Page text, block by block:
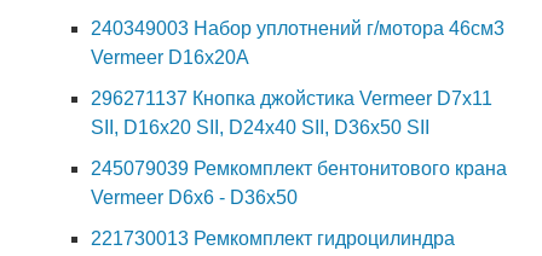
240349003 Набор уплотнений г/мотора 46см3
Vermeer D16x20A
296271137 Кнопка джойстика Vermeer D7x11
SII, D16x20 SII, D24x40 SII, D36x50 SII
245079039 Ремкомплект бентонитового крана
Vermeer D6x6 - D36x50
221730013 Ремкомплект гидроцилиндра